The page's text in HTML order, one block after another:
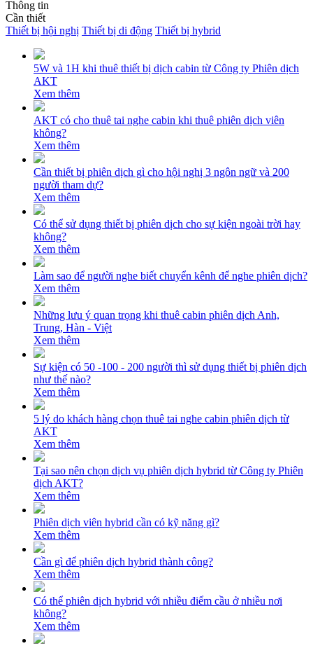
Thông tin
Cần thiết
Thiết bị hội nghị Thiết bị di động Thiết bị hybrid
5W và 1H khi thuê thiết bị dịch cabin từ Công ty Phiên dịch
AKT
Xem thêm
AKT có cho thuê tai nghe cabin khi thuê phiên dịch viên
không?
Xem thêm
Cần thiết bị phiên dịch gì cho hội nghị 3 ngôn ngữ và 200
người tham dự?
Xem thêm
Có thể sử dụng thiết bị phiên dịch cho sự kiện ngoài trời hay
không?
Xem thêm
Làm sao để người nghe biết chuyển kênh để nghe phiên dịch?
Xem thêm
Những lưu ý quan trọng khi thuê cabin phiên dịch Anh,
Trung, Hàn - Việt
Xem thêm
Sự kiện có 50 -100 - 200 người thì sử dụng thiết bị phiên dịch
như thế nào?
Xem thêm
5 lý do khách hàng chọn thuê tai nghe cabin phiên dịch từ
AKT
Xem thêm
Tại sao nên chọn dịch vụ phiên dịch hybrid từ Công ty Phiên
dịch AKT?
Xem thêm
Phiên dịch viên hybrid cần có kỹ năng gì?
Xem thêm
Cần gì để phiên dịch hybrid thành công?
Xem thêm
Có thể phiên dịch hybrid với nhiều điểm cầu ở nhiều nơi
không?
Xem thêm